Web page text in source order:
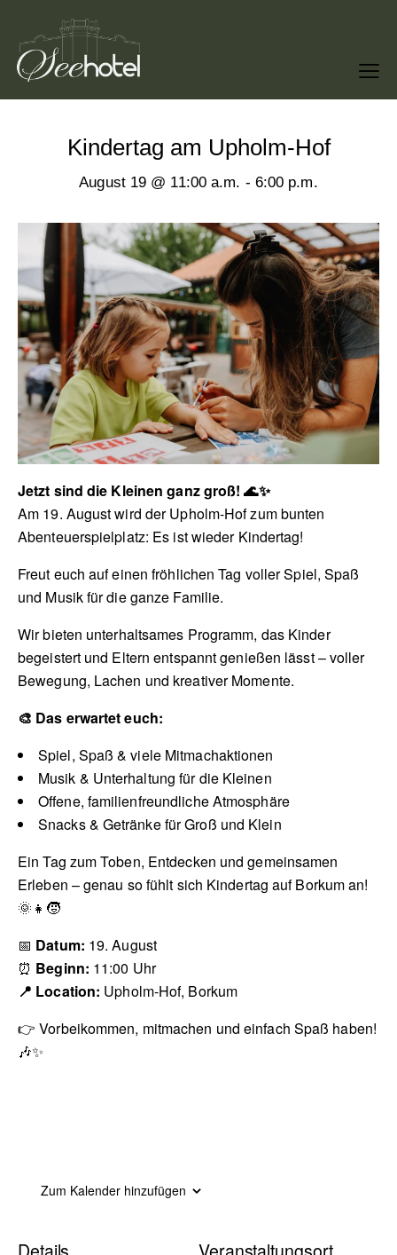
Kindertag am Upholm-Hof
August 19 @ 11:00 a.m. - 6:00 p.m.
Jetzt sind die Kleinen ganz groß! 🌊✨
Am 19. August wird der Upholm-Hof zum bunten
Abenteuerspielplatz: Es ist wieder Kindertag!
Freut euch auf einen fröhlichen Tag voller Spiel, Spaß
und Musik für die ganze Familie.
Wir bieten unterhaltsames Programm, das Kinder
begeistert und Eltern entspannt genießen lässt – voller
Bewegung, Lachen und kreativer Momente.
🎨 Das erwartet euch:
Spiel, Spaß & viele Mitmachaktionen
Musik & Unterhaltung für die Kleinen
Offene, familienfreundliche Atmosphäre
Snacks & Getränke für Groß und Klein
Ein Tag zum Toben, Entdecken und gemeinsamen
Erleben – genau so fühlt sich Kindertag auf Borkum an!
🌞👧🧒
📅 Datum: 19. August
⏰ Beginn: 11:00 Uhr
📍 Location: Upholm-Hof, Borkum
👉 Vorbeikommen, mitmachen und einfach Spaß haben!
🎶✨
Zum Kalender hinzufügen